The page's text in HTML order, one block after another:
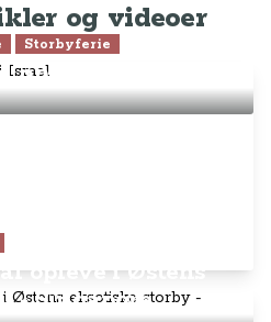
og videoer
Storbyferie
opleve i Israel
opleve i Østens
- Singapore